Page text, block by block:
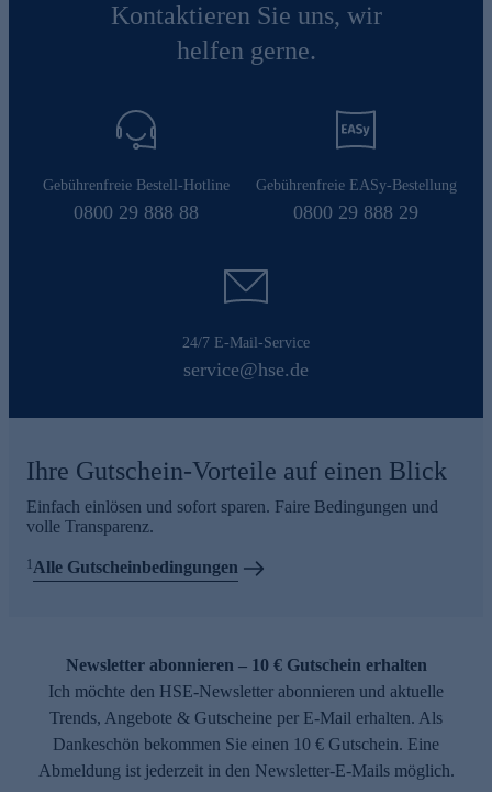
Kontaktieren Sie uns, wir
helfen gerne.
Gebührenfreie Bestell-Hotline
0800 29 888 88
Gebührenfreie EASy-Bestellung
0800 29 888 29
24/7 E-Mail-Service
service@hse.de
Ihre Gutschein-Vorteile auf einen Blick
Einfach einlösen und sofort sparen. Faire Bedingungen und
volle Transparenz.
1 Alle Gutscheinbedingungen
Newsletter abonnieren – 10 € Gutschein erhalten
Ich möchte den HSE-Newsletter abonnieren und aktuelle
Trends, Angebote & Gutscheine per E-Mail erhalten. Als
Dankeschön bekommen Sie einen 10 € Gutschein. Eine
Abmeldung ist jederzeit in den Newsletter-E-Mails möglich.